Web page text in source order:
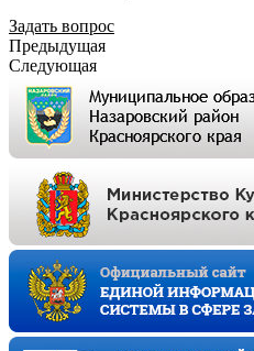
Задать вопрос
Предыдущая
Следующая